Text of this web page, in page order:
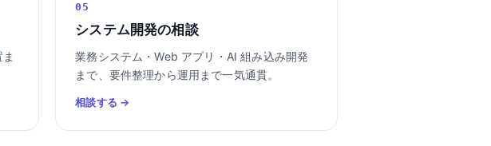
05
システム開発の相談
業務システム・Web アプリ・AI 組み込み開発
まで、要件整理から運用まで一気通貫。
相談する →